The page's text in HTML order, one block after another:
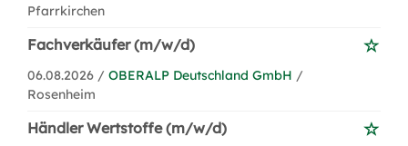
Pfarrkirchen
Fachverkäufer (m/w/d)
06.08.2026 / OBERALP Deutschland GmbH /
Rosenheim
Händler Wertstoffe (m/w/d)